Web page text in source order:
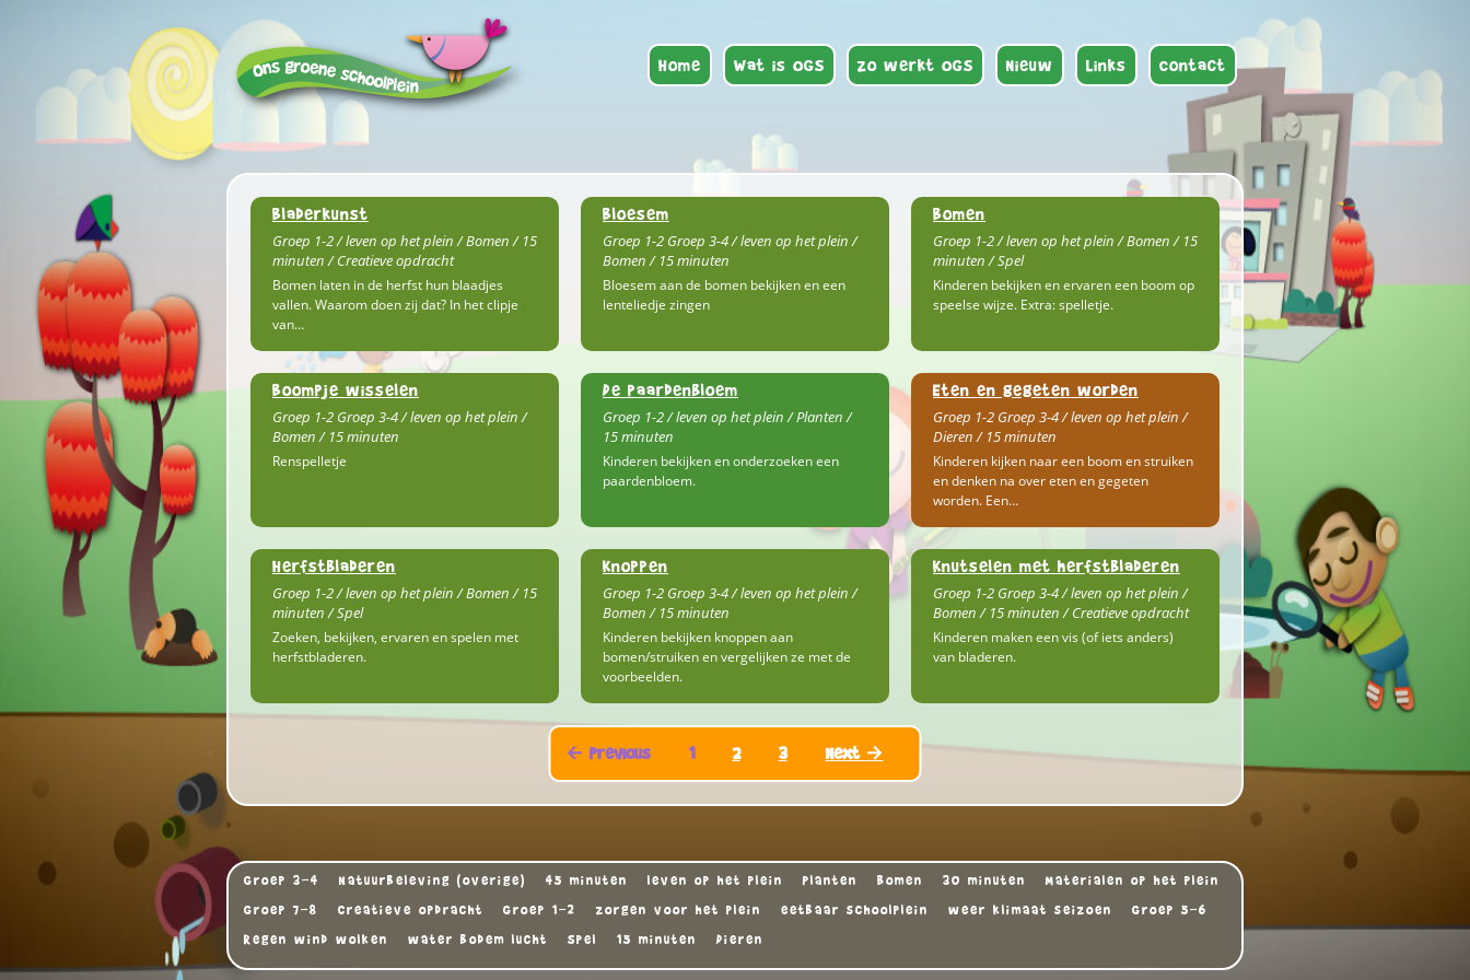
Home Wat is OGS Zo werkt OGS Nieuw Links Contact
Bladerkunst
Groep 1-2 / leven op het plein / Bomen / 15
minuten / Creatieve opdracht
Bomen laten in de herfst hun blaadjes
vallen. Waarom doen zij dat? In het clipje
van…
Bloesem
Groep 1-2 Groep 3-4 / leven op het plein /
Bomen / 15 minuten
Bloesem aan de bomen bekijken en een
lenteliedje zingen
Bomen
Groep 1-2 / leven op het plein / Bomen / 15
minuten / Spel
Kinderen bekijken en ervaren een boom op
speelse wijze. Extra: spelletje.
Boompje wisselen
Groep 1-2 Groep 3-4 / leven op het plein /
Bomen / 15 minuten
Renspelletje
De paardenbloem
Groep 1-2 / leven op het plein / Planten /
15 minuten
Kinderen bekijken en onderzoeken een
paardenbloem.
Eten en gegeten worden
Groep 1-2 Groep 3-4 / leven op het plein /
Dieren / 15 minuten
Kinderen kijken naar een boom en struiken
en denken na over eten en gegeten
worden. Een…
Herfstbladeren
Groep 1-2 / leven op het plein / Bomen / 15
minuten / Spel
Zoeken, bekijken, ervaren en spelen met
herfstbladeren.
Knoppen
Groep 1-2 Groep 3-4 / leven op het plein /
Bomen / 15 minuten
Kinderen bekijken knoppen aan
bomen/struiken en vergelijken ze met de
voorbeelden.
Knutselen met herfstbladeren
Groep 1-2 Groep 3-4 / leven op het plein /
Bomen / 15 minuten / Creatieve opdracht
Kinderen maken een vis (of iets anders)
van bladeren.
← Previous 1 2 3 Next →
Groep 3-4 Natuurbeleving (overige) 45 minuten leven op het plein Planten Bomen 30 minuten
Materialen op het plein
Groep 7-8
Creatieve opdracht Groep 1-2 zorgen voor het plein eetbaar schoolplein weer klimaat seizoen
Groep 5-6
Regen wind wolken
water bodem lucht Spel 15 minuten Dieren